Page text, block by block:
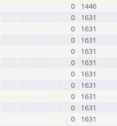
0
1446
0
1631
0
1631
0
1631
0
1631
0
1631
0
1631
0
1631
0
1631
0
1631
0 1631